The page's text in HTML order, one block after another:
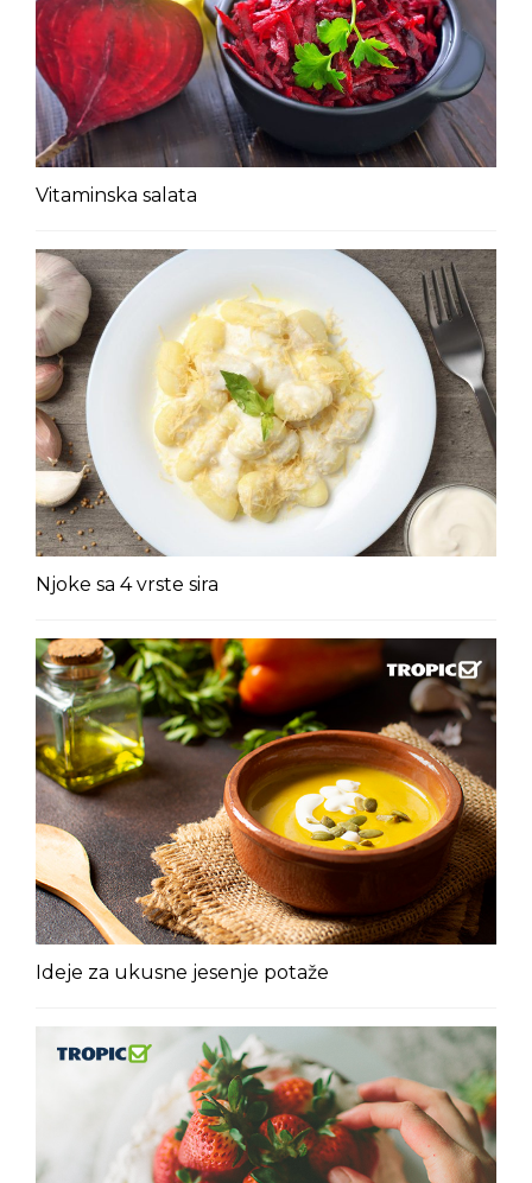
Vitaminska salata
Njoke sa 4 vrste sira
Ideje za ukusne jesenje potaže